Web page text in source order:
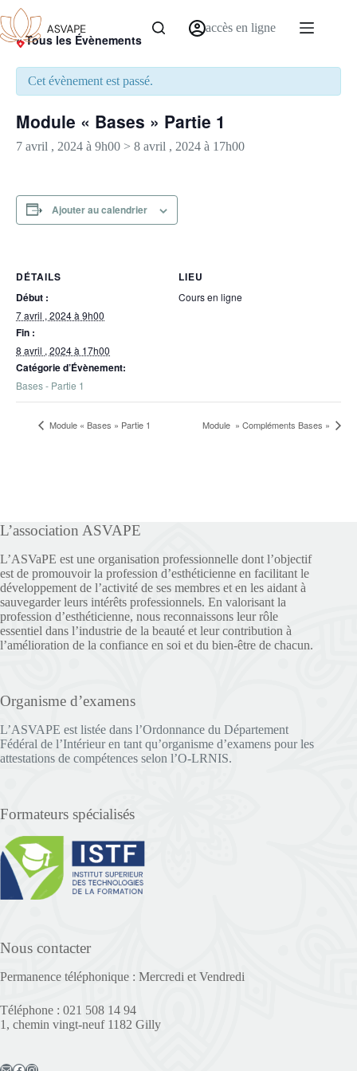
accès en ligne
« Tous les Évènements
Cet évènement est passé.
Module « Bases » Partie 1
7 avril , 2024 à 9h00 > 8 avril , 2024 à 17h00
Ajouter au calendrier
DÉTAILS
Début :
7 avril , 2024 à 9h00
Fin :
8 avril , 2024 à 17h00
Catégorie d’Évènement:
Bases - Partie 1
LIEU
Cours en ligne
Module « Bases » Partie 1 Module » Compléments Bases »
L’association ASVAPE
L’ASVaPE est une organisation professionnelle dont l’objectif
est de promouvoir la profession d’esthéticienne en facilitant le
développement de l’activité de ses membres et en les aidant à
sauvegarder leurs intérêts professionnels. En valorisant la
profession d’esthéticienne, nous reconnaissons leur rôle
essentiel dans l’industrie de la beauté et leur contribution à
l’amélioration de la confiance en soi et du bien-être de chacun.
Organisme d’examens
L’ASVAPE est listée dans l’Ordonnance du Département
Fédéral de l’Intérieur en tant qu’organisme d’examens pour les
attestations de compétences selon l’O-LRNIS.
Formateurs spécialisés
Nous contacter
Permanence téléphonique : Mercredi et Vendredi
Téléphone : 021 508 14 94
1, chemin vingt-neuf 1182 Gilly